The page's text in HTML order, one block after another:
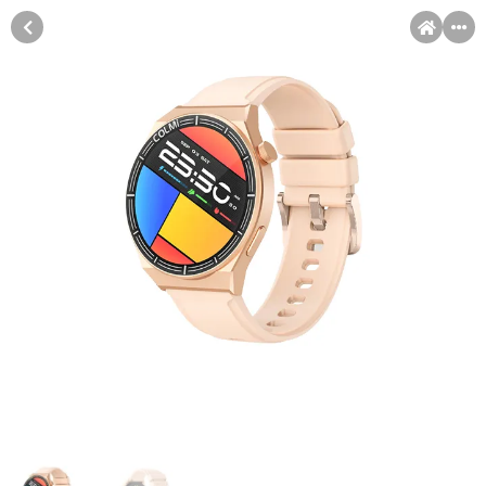
Pomoć pri kupovini
Sve je lakše kad se podijeli!